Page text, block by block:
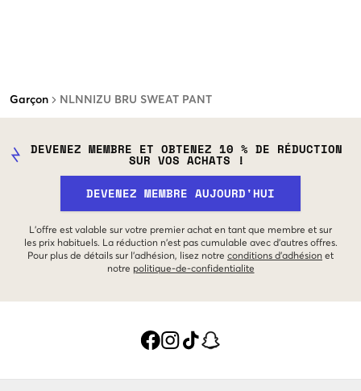
Garçon NLNNIZU BRU SWEAT PANT
DEVENEZ MEMBRE ET OBTENEZ 10 % DE RÉDUCTION
SUR VOS ACHATS !
DEVENEZ MEMBRE AUJOURD'HUI
L'offre est valable sur votre premier achat en tant que membre et sur
les prix habituels. La réduction n'est pas cumulable avec d'autres offres.
Pour plus de détails sur l'adhésion, lisez notre conditions d'adhésion et
notre politique-de-confidentialite